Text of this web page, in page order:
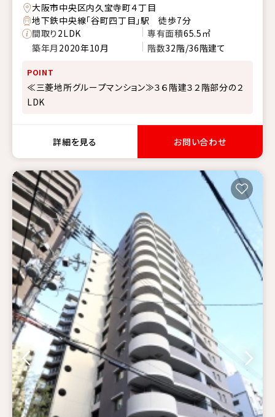
大阪市中央区内久宝寺町４丁目
地下鉄中央線「谷町四丁目」駅 徒歩7分
間取り2LDK 専有面積65.5㎡
築年月 2020年10月 階数32階/36階建て
POINT
≪三菱地所グループマンション≫３６階建３２階部分の２
LDK
詳細を見る お問い合わせ